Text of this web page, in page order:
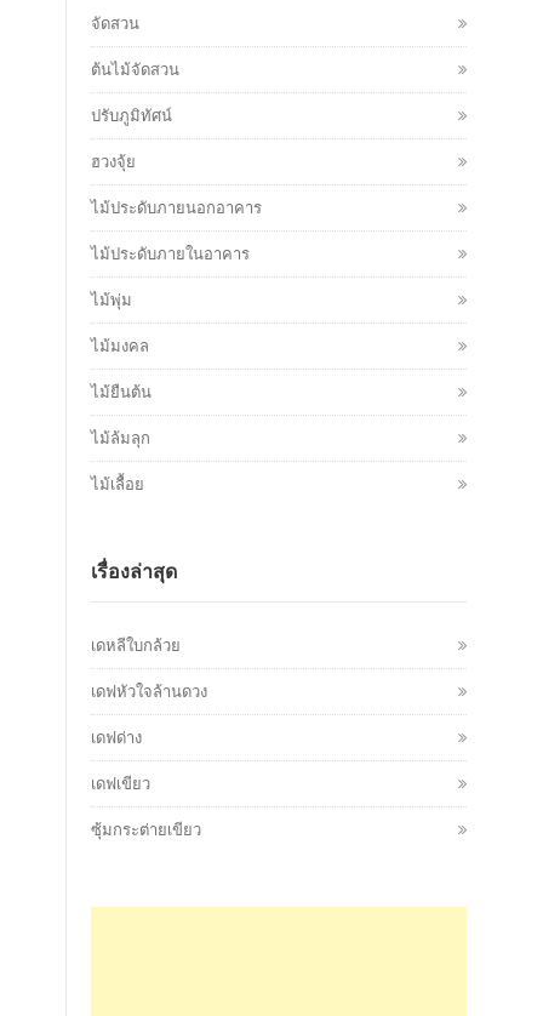
จัดสวน
ต้นไม้จัดสวน
ปรับภูมิทัศน์
ฮวงจุ้ย
ไม้ประดับภายนอกอาคาร
ไม้ประดับภายในอาคาร
ไม้พุ่ม
ไม้มงคล
ไม้ยืนต้น
ไม้ล้มลุก
ไม้เลื้อย
เรื่องล่าสุด
เดหลีใบกล้วย
เดฟหัวใจล้านดวง
เดฟด่าง
เดฟเขียว
ซุ้มกระต่ายเขียว